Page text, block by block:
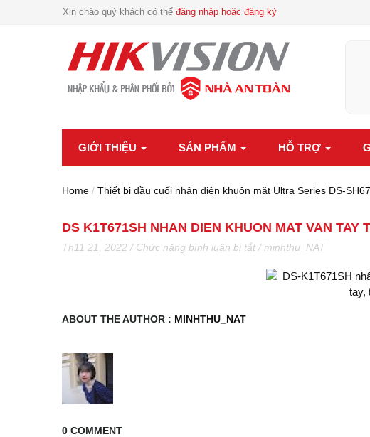
Xin chào quý khách có thể đăng nhập hoặc đăng ký
GIỚI THIỆU SẢN PHẨM HỖ TRỢ
Home / Thiết bị đầu cuối nhận diện khuôn mặt Ultra Series DS-
DS K1T671SH NHAN DIEN KHUON MAT VAN TAY
Th11 21, 2022 / Chức năng bình luận bị tắtở
K1t671sh
/ minhthu_NAT
ABOUT THE AUTHOR : MINHTHU_NAT
0 COMMENT